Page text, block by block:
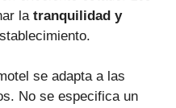
la tranquilidad y
se adapta a las
No se especifica un